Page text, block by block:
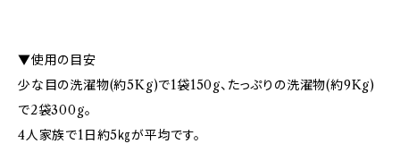
▼使用の目安
少な目の洗濯物(約5Kg)で1袋150g、たっぷりの洗濯物(約9Kg)
で2袋300g。
4人家族で1日約5㎏が平均です。